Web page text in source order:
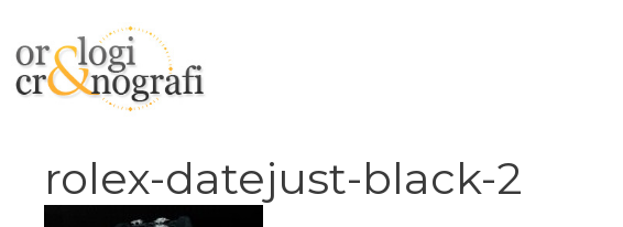
contenuto
rolex-datejust-black-2